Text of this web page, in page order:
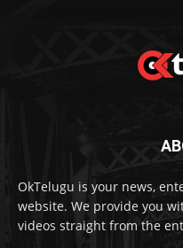
OkTelugu is your news,
website. We provide you
videos straight from the